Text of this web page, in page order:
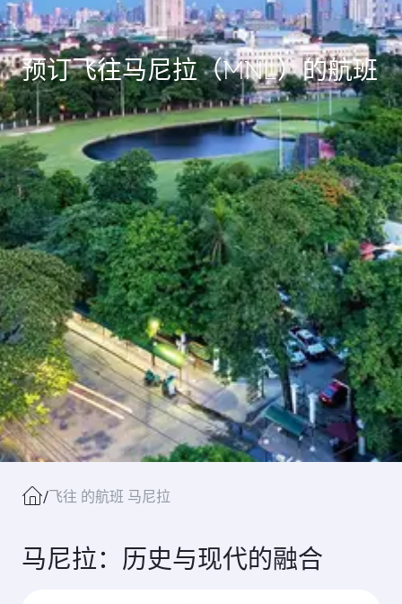
预订飞往马尼拉（MNL）的航班
/飞往 的航班 马尼拉
马尼拉：历史与现代的融合